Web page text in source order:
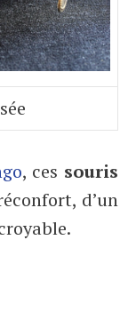
, ces souris
d’un